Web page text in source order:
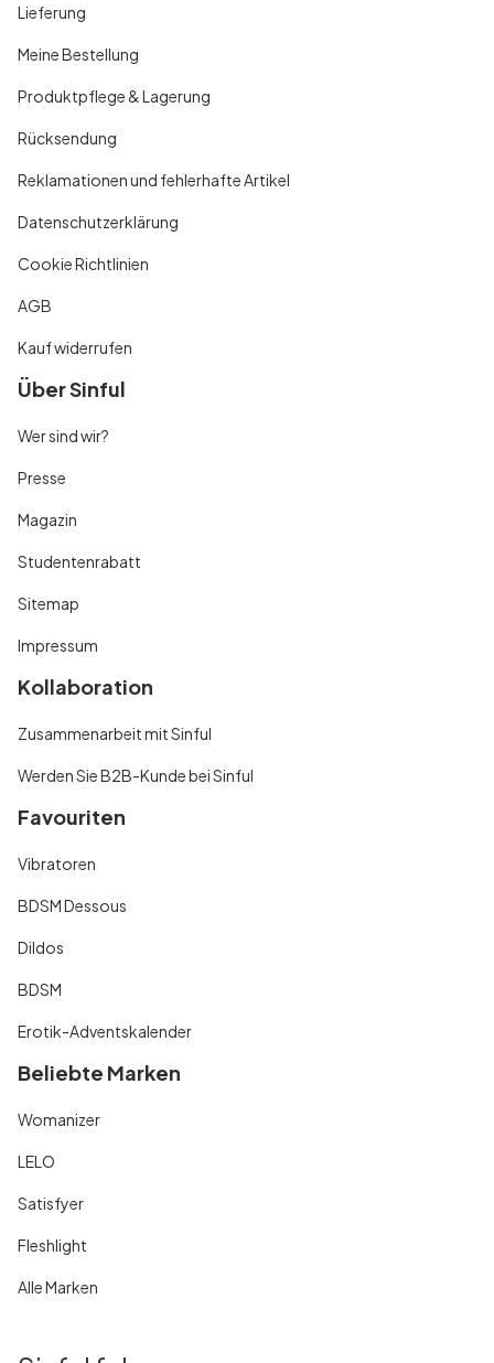
Lieferung
Meine Bestellung
Produktpflege & Lagerung
Rücksendung
Reklamationen und fehlerhafte Artikel
Datenschutzerklärung
Cookie Richtlinien
AGB
Kauf widerrufen
Über Sinful
Wer sind wir?
Presse
Magazin
Studentenrabatt
Sitemap
Impressum
Kollaboration
Zusammenarbeit mit Sinful
Werden Sie B2B-Kunde bei Sinful
Favouriten
Vibratoren
BDSM Dessous
Dildos
BDSM
Erotik-Adventskalender
Beliebte Marken
Womanizer
LELO
Satisfyer
Fleshlight
Alle Marken